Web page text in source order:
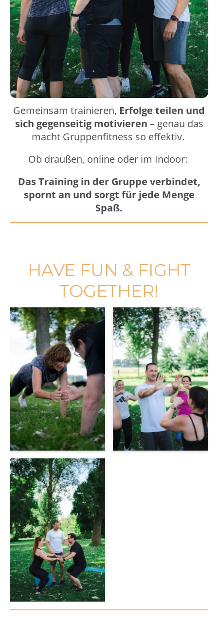
Gemeinsam trainieren, Erfolge teilen und
sich gegenseitig motivieren – genau das
macht Gruppenfitness so effektiv.
Ob draußen, online oder im Indoor:
Das Training in der Gruppe verbindet,
spornt an und sorgt für jede Menge
Spaß.
HAVE FUN & FIGHT
TOGETHER!